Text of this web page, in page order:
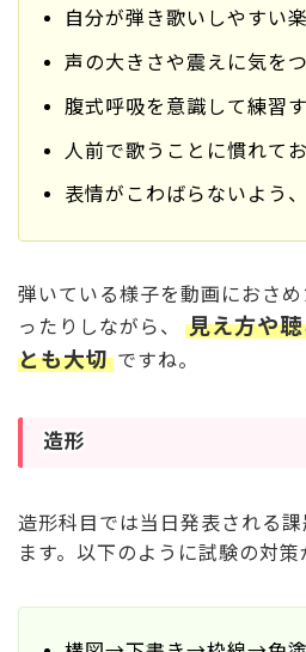
自分が弾き歌いしやすい
声の大きさや震えに気を
腹式呼吸を意識して練習
人前で歌うことに慣れてお
表情がこわばらないよう
弾いている様子を動画におさ
ったりしながら、
見え方や
とも大切 ですね。
造形
造形科目では当日発表される
ます。以下のように試験の対策